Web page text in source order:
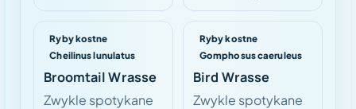
Ryby kostne
Cheilinus lunulatus
Broomtail Wrasse
Zwykle spotykane
Ryby kostne
Gomphosus caeruleus
Bird Wrasse
Zwykle spotykane